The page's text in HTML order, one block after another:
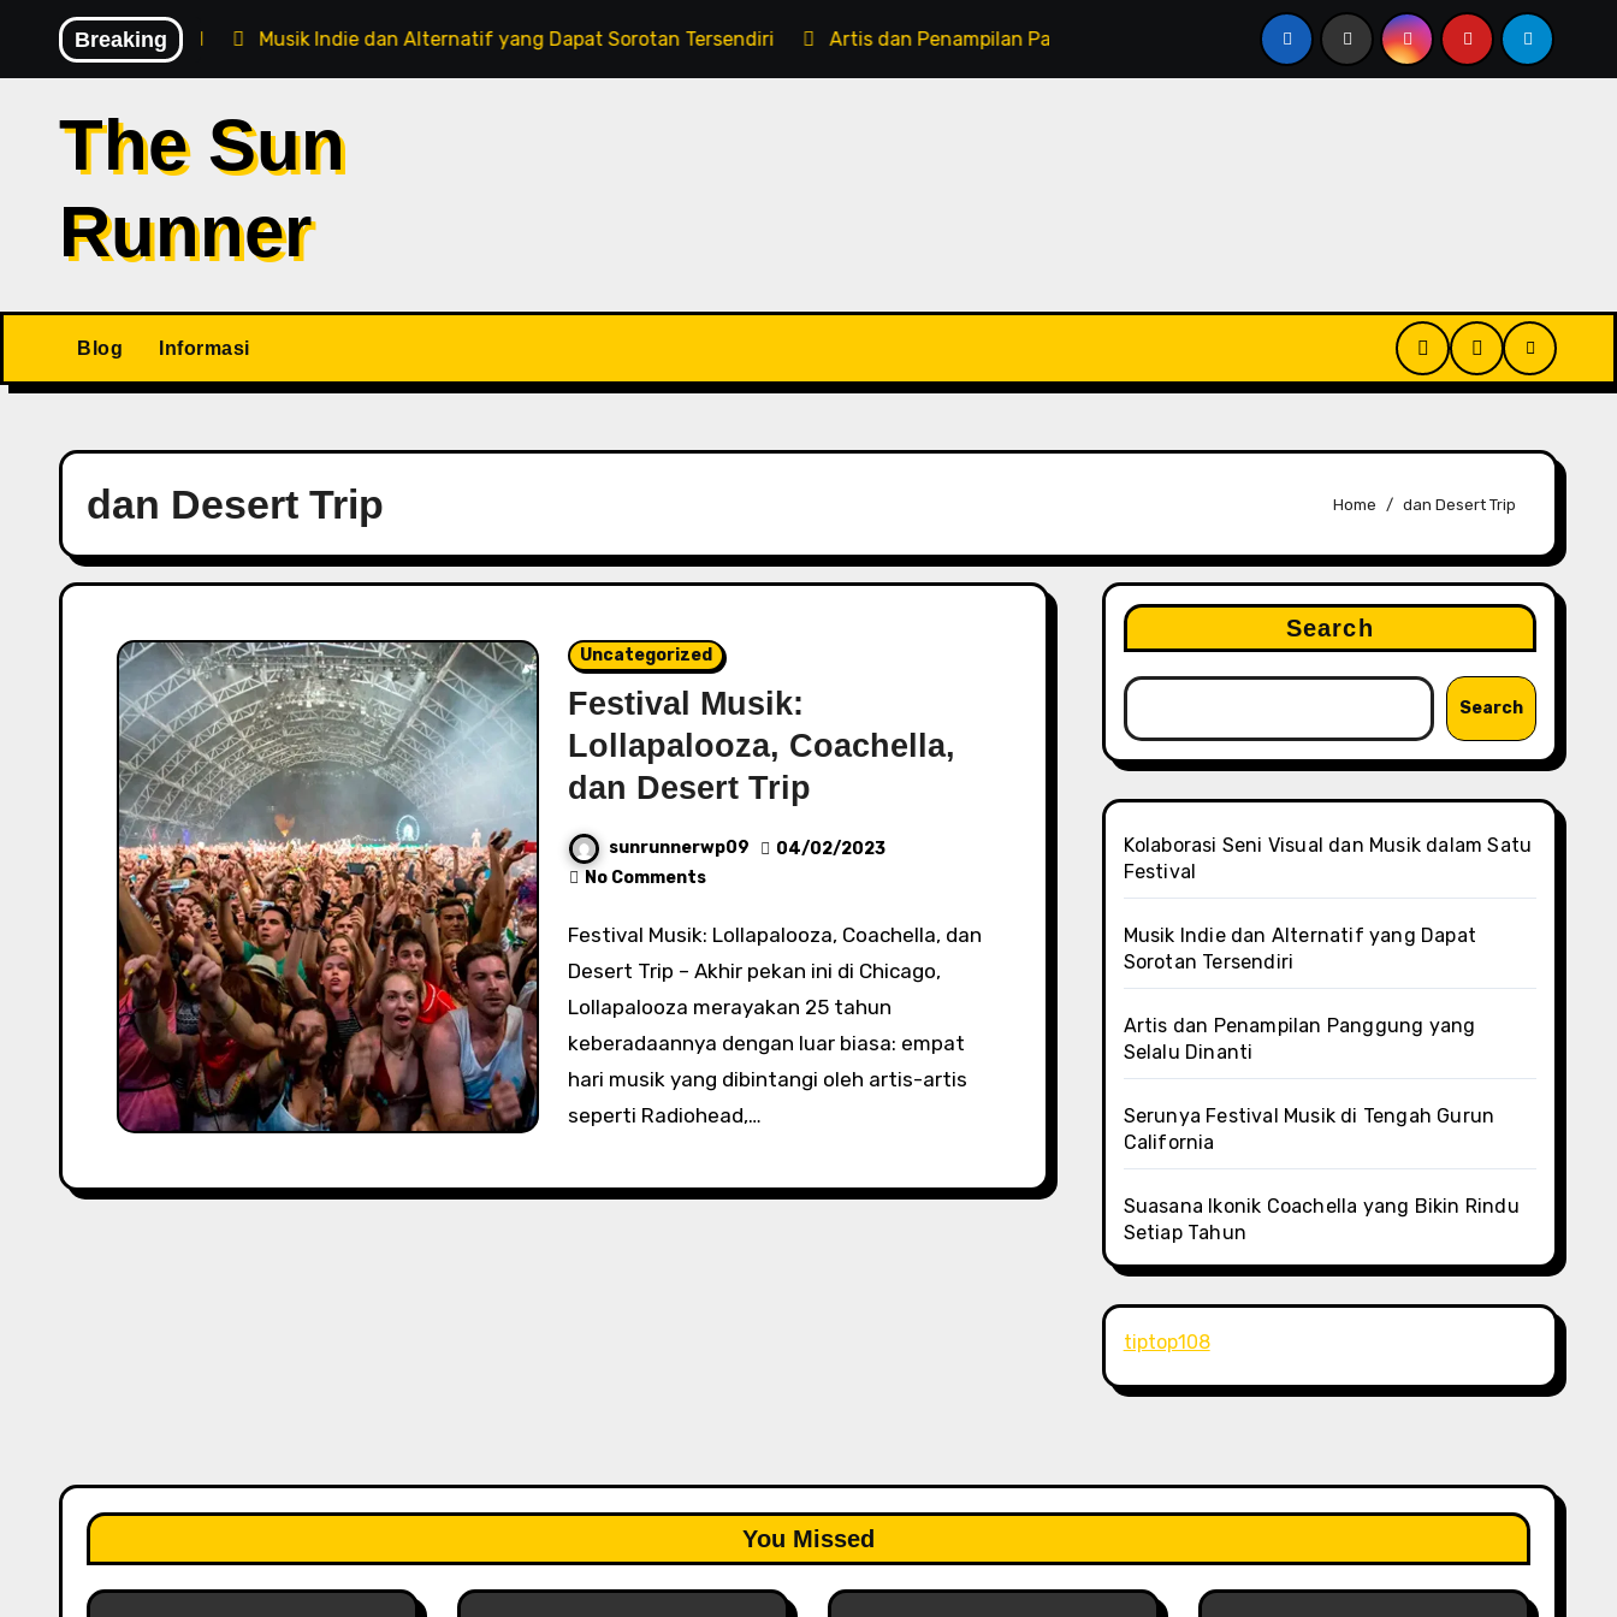
content
Breaking
Satu Festival Musik Indie dan Alternatif yang Dapat Sorotan Tersendiri Artis dan Penampilan Panggung yang Selalu Dinanti Serunya Festival Musik di
The Sun
Runner
Blog Informasi
dan Desert Trip Home dan Desert Trip
Uncategorized
Festival Musik:
Lollapalooza, Coachella,
dan Desert Trip
sunrunnerwp09
04/02/2023
No Comments
Festival Musik: Lollapalooza, Coachella, dan
Desert Trip – Akhir pekan ini di Chicago,
Lollapalooza merayakan 25 tahun
keberadaannya dengan luar biasa: empat
hari musik yang dibintangi oleh artis-artis
seperti Radiohead,…
Search
Search
Kolaborasi Seni Visual dan Musik dalam Satu
Festival
Musik Indie dan Alternatif yang Dapat
Sorotan Tersendiri
Artis dan Penampilan Panggung yang
Selalu Dinanti
Serunya Festival Musik di Tengah Gurun
California
Suasana Ikonik Coachella yang Bikin Rindu
Setiap Tahun
tiptop108
You Missed